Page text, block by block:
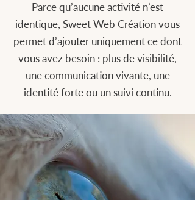
Parce qu’aucune activité n’est
identique, Sweet Web Création vous
permet d’ajouter uniquement ce dont
vous avez besoin : plus de visibilité,
une communication vivante, une
identité forte ou un suivi continu.